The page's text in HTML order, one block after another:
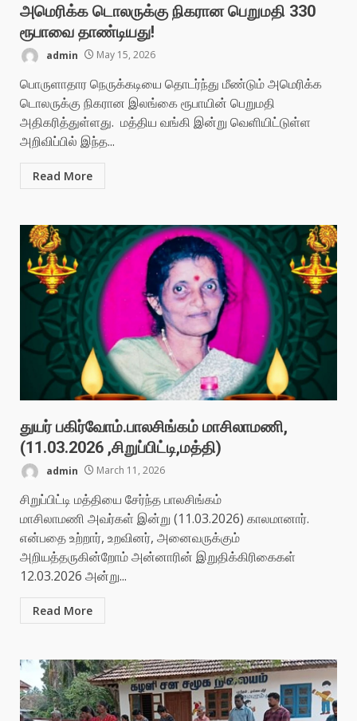
அமெரிக்க டொலருக்கு நிகரான பெறுமதி 330
ரூபாவை தாண்டியது!
admin May 15, 2026
பொருளாதார நெருக்கடியை தொடர்ந்து மீண்டும் அமெரிக்க
டொலருக்கு நிகரான இலங்கை ரூபாயின் பெறுமதி
அதிகரித்துள்ளது. மத்திய வங்கி இன்று வெளியிட்டுள்ள
அறிவிப்பில் இந்த...
Read More
துயர் பகிர்வோம்.பாலசிங்கம் மாசிலாமணி,
(11.03.2026 ,சிறுப்பிட்டி,மத்தி)
admin March 11, 2026
சிறுப்பிட்டி மத்தியை சேர்ந்த பாலசிங்கம்
மாசிலாமணி அவர்கள் இன்று (11.03.2026) காலமானார்.
என்பதை உற்றார், உறவினர், அனைவருக்கும்
அறியத்தருகின்றோம் அன்னாரின் இறுதிக்கிரிகைகள்
12.03.2026 அன்று...
Read More